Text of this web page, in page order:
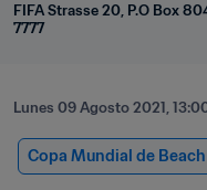
FIFA Strasse 20, P.O Box
7777
Lunes 09 Agosto 2021,
Copa Mundial de Beach